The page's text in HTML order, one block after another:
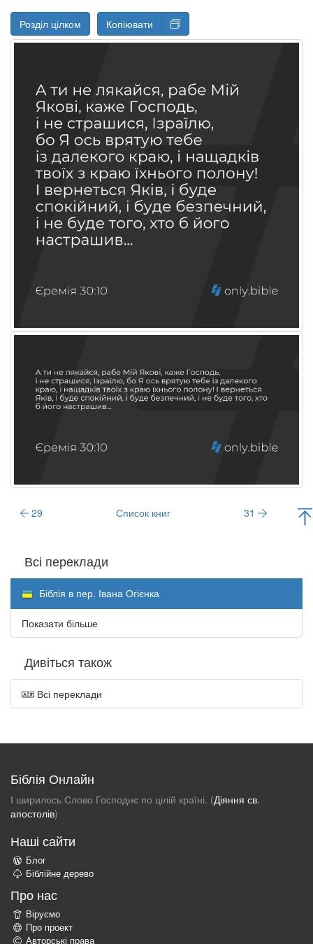
Розділ цілком Копіювати
29 Список книг 31
Всі переклади
Біблія в пер. Івана Огієнка
Показати більше
Дивіться також
Всі переклади
Біблія Онлайн
І ширилось Слово Господнє по цілій країні. (Діяння св.
апостолів)
Наші сайти
Блог
Біблійне дерево
Про нас
Віруємо
Про проект
Авторські права